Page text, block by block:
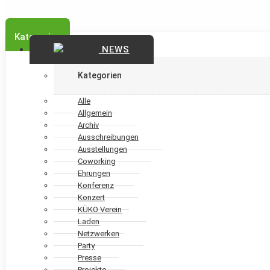
Kategorien
NEWS
Kategorien
Alle
Allgemein
Archiv
Ausschreibungen
Ausstellungen
Coworking
Ehrungen
Konferenz
Konzert
KÜKO Verein
Laden
Netzwerken
Party
Presse